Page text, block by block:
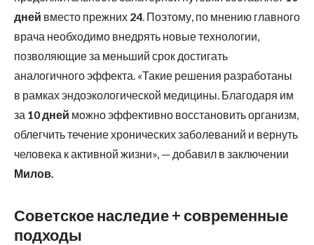
дней вместо прежних 24. Поэтому, по мнению главного
врача необходимо внедрять новые технологии,
позволяющие за меньший срок достигать
аналогичного эффекта. «Такие решения разработаны
в рамках эндоэкологической медицины. Благодаря им
за 10 дней можно эффективно восстановить организм,
облегчить течение хронических заболеваний и вернуть
человека к активной жизни», — добавил в заключении
Милов.
Советское наследие + современные
подходы